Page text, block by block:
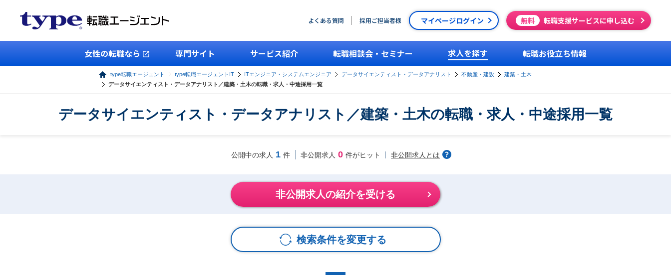
よくある質問 採用ご担当者様 マイページログイン 無料 転職支援サービスに申し込む
女性の転職なら 専門サイト サービス紹介 転職相談会・セミナー 求人を探す 転職お役立ち情報
type転職エージェント type転職エージェントIT ITエンジニア・システムエンジニア データサイエンティスト・データアナリスト 不動産・建設
建築・土木
データサイエンティスト・データアナリスト／建築・土木の転職・求人・中途採用一覧
データサイエンティスト・データアナリスト／建築・土木の転職・求人・中途採用一覧
公開中の求人 1 件 非公開求人 0 件がヒット 非公開求人とは
非公開求人の紹介を受ける
検索条件を変更する